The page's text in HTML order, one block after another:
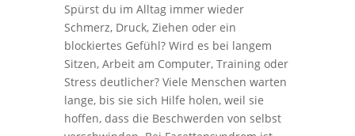
Spürst du im Alltag immer wieder
Schmerz, Druck, Ziehen oder ein
blockiertes Gefühl? Wird es bei langem
Sitzen, Arbeit am Computer, Training oder
Stress deutlicher? Viele Menschen warten
lange, bis sie sich Hilfe holen, weil sie
hoffen, dass die Beschwerden von selbst